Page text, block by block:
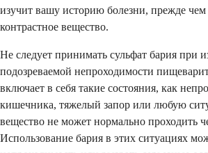
изучит вашу историю болезни, прежде чем
контрастное вещество.
Не следует принимать сульфат бария при
подозреваемой непроходимости
включает в себя такие состояния, как
кишечника, тяжелый запор или любую
вещество не может нормально проходить
Использование бария в этих ситуациях